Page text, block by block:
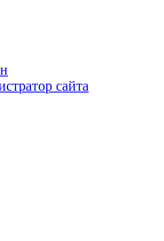
сайта